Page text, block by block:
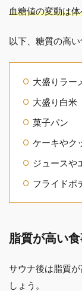
血糖値の変動は
以下、糖質の高い
大盛りラー
大盛り白米
菓子パン
ケーキやク
ジュースや
フライドポ
脂質が高い
サウナ後は脂質
しょう。